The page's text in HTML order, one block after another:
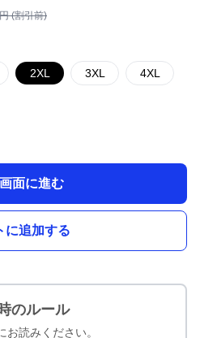
(割引前)
2XL 3XL 4XL
面に進む
に追加する
のルール
お読みください。